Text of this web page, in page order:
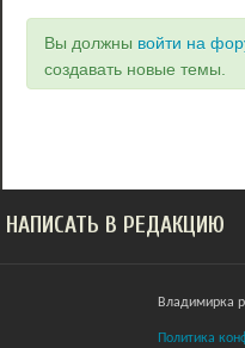
Вы должны войти на
создавать новые темы.
НАПИСАТЬ В РЕДАКЦИЮ
Владимирка
Политика